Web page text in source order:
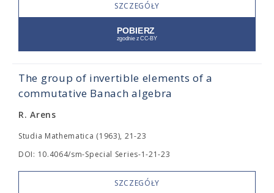
SZCZEGÓŁY
The group of invertible elements of a
commutative Banach algebra
R. Arens
Studia Mathematica (1963), 21-23
DOI: 10.4064/sm-Special Series-1-21-23
SZCZEGÓŁY